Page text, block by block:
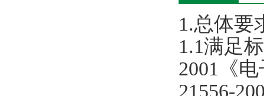
1.总体要
1.1满足
2001《
21556-